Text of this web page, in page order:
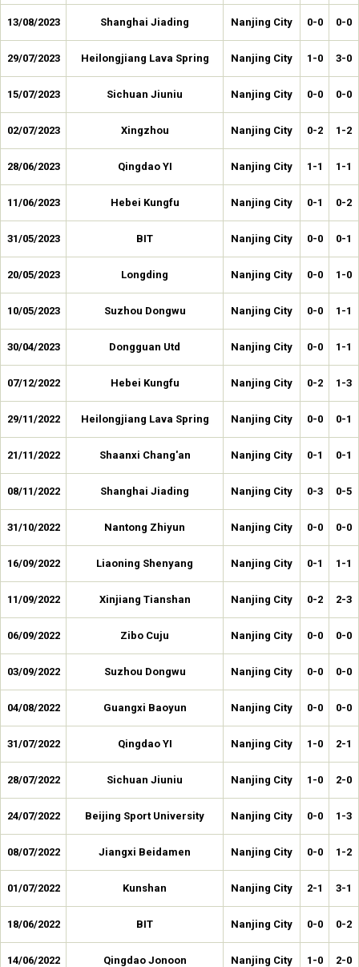
13/08/2023 Shanghai Jiading Nanjing City 0-0 0-0
29/07/2023 Heilongjiang Lava Spring Nanjing City 1-0 3-0
15/07/2023 Sichuan Jiuniu Nanjing City 0-0 0-0
02/07/2023 Xingzhou Nanjing City 0-2 1-2
28/06/2023 Qingdao YI Nanjing City 1-1 1-1
11/06/2023 Hebei Kungfu Nanjing City 0-1 0-2
31/05/2023 BIT Nanjing City 0-0 0-1
20/05/2023 Longding Nanjing City 0-0 1-0
10/05/2023 Suzhou Dongwu Nanjing City 0-0 1-1
30/04/2023 Dongguan Utd Nanjing City 0-0 1-1
07/12/2022 Hebei Kungfu Nanjing City 0-2 1-3
29/11/2022 Heilongjiang Lava Spring Nanjing City 0-0 0-1
21/11/2022 Shaanxi Chang'an Nanjing City 0-1 0-1
08/11/2022 Shanghai Jiading Nanjing City 0-3 0-5
31/10/2022 Nantong Zhiyun Nanjing City 0-0 0-0
16/09/2022 Liaoning Shenyang Nanjing City 0-1 1-1
11/09/2022 Xinjiang Tianshan Nanjing City 0-2 2-3
06/09/2022 Zibo Cuju Nanjing City 0-0 0-0
03/09/2022 Suzhou Dongwu Nanjing City 0-0 0-0
04/08/2022 Guangxi Baoyun Nanjing City 0-0 0-0
31/07/2022 Qingdao YI Nanjing City 1-0 2-1
28/07/2022 Sichuan Jiuniu Nanjing City 1-0 2-0
24/07/2022 Beijing Sport University Nanjing City 0-0 1-3
08/07/2022 Jiangxi Beidamen Nanjing City 0-0 1-2
01/07/2022 Kunshan Nanjing City 2-1 3-1
18/06/2022 BIT Nanjing City 0-0 0-2
14/06/2022 Qingdao Jonoon Nanjing City 1-0 2-0